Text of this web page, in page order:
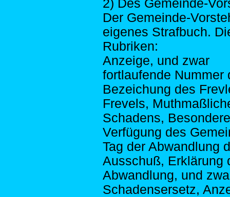
2) Des Gemeinde-
Der Gemeinde-
eigenes Strafbuch.
Rubriken:
Anzeige, und zwar
fortlaufende Nummer
Bezeichung des
Frevels,
Schadens,
Verfügung des
Tag der Abwandlung
Ausschuß, Erklärung
Abwandlung, und
Schadensersetz,